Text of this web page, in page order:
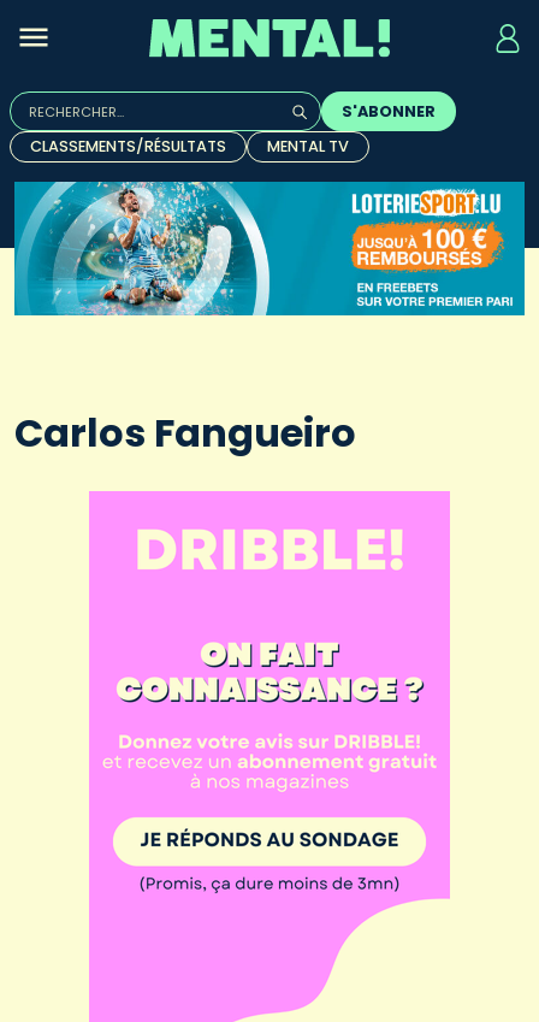
Rechercher :
Quand les résultats de l'auto-complétion sont
S'ABONNER
CLASSEMENTS/RÉSULTATS
MENTAL TV
Carlos Fangueiro